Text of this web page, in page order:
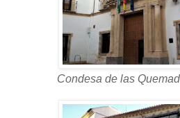
Condesa de las